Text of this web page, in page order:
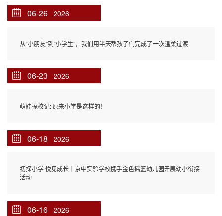
06-26 2026
从“小朋友”到“小学生”，我们用半天帮孩子们完成了一次温柔过渡
06-23 2026
萌娃探校记: 原来小学是这样的！
06-18 2026
初探小学 悦见成长｜京中实验学校携手金色摇篮幼儿园开展幼小衔接
活动
06-16 2026